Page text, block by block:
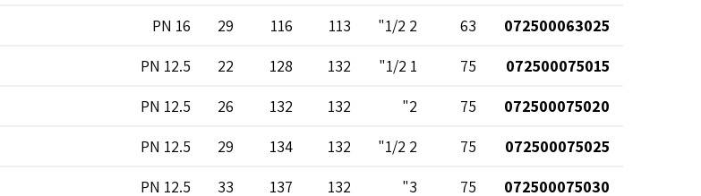
072500063025
63
2 1/2"
113
116
29
PN 16
072500075015
75
1 1/2"
132
128
22
PN 12.5
072500075020
75
2"
132
132
26
PN 12.5
072500075025
75
2 1/2"
132
134
29
PN 12.5
072500075030
75
3"
132
137
33
PN 12.5